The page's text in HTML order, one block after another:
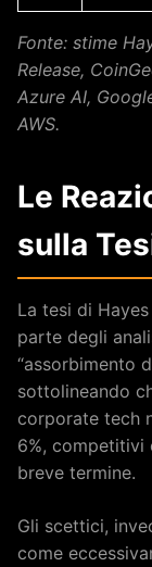
Fonte: stime
Release,
Azure AI,
AWS.
Le
sulla
La tesi di
parte degli
“assorbimento
sottolineando
corporate tech
6%, competitivi
breve termine.
Gli scettici,
come